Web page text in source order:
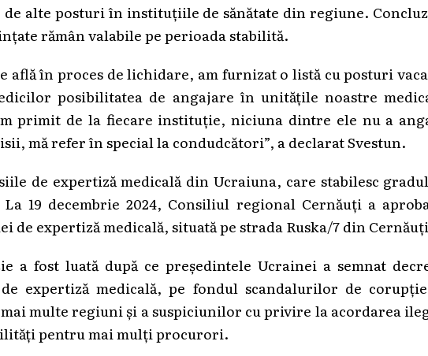
alte posturi în instituțiile de sănătate din regiune.
rămân valabile pe perioada stabilită.
află în proces de lichidare, am furnizat o listă cu posturi
posibilitatea de angajare în unitățile noastre
primit de la fiecare instituție, niciuna dintre ele nu a
mă refer în special la condudcători”, a declarat Svestun.
de expertiză medicală din Ucraiuna, care stabilesc
19 decembrie 2024, Consiliul regional Cernăuți a
de expertiză medicală, situată pe strada Ruska/7 din
a fost luată după ce președintele Ucrainei a semnat
expertiză medicală, pe fondul scandalurilor de
multe regiuni și a suspiciunilor cu privire la acordarea
pentru mai mulți procurori.